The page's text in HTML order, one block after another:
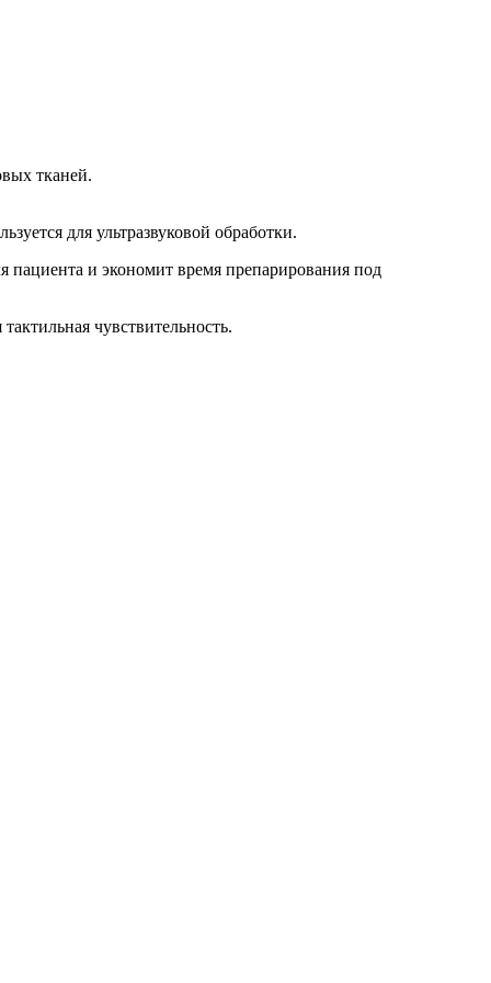
тканей.
для ультразвуковой обработки.
пациента и экономит время препарирования под
чувствительность.